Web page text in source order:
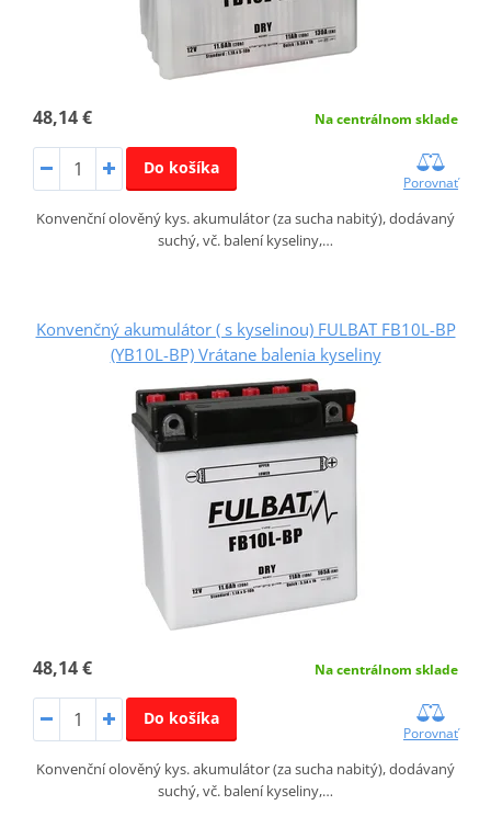
48,14 € Na centrálnom sklade
Do košíka
Porovnať
Konvenční olověný kys. akumulátor (za sucha nabitý), dodávaný
suchý, vč. balení kyseliny,…
Konvenčný akumulátor ( s kyselinou) FULBAT FB10L-BP
(YB10L-BP) Vrátane balenia kyseliny
48,14 € Na centrálnom sklade
Do košíka
Porovnať
Konvenční olověný kys. akumulátor (za sucha nabitý), dodávaný
suchý, vč. balení kyseliny,…